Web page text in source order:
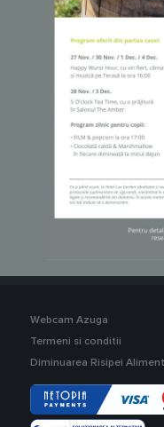
Webcam Azuga
Termeni si conditii
Diminuarea Risipei